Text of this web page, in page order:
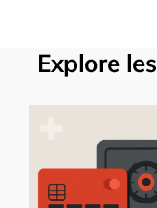
Explore les